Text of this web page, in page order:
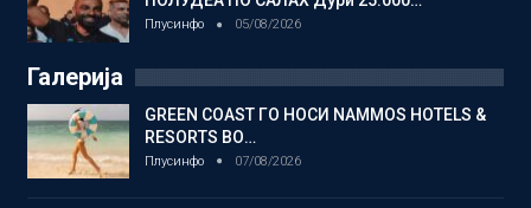
Плусинфо 05/08/2026
Галерија
GREEN COAST ГО НОСИ NAMMOS HOTELS &
RESORTS ВО…
Плусинфо 07/08/2026